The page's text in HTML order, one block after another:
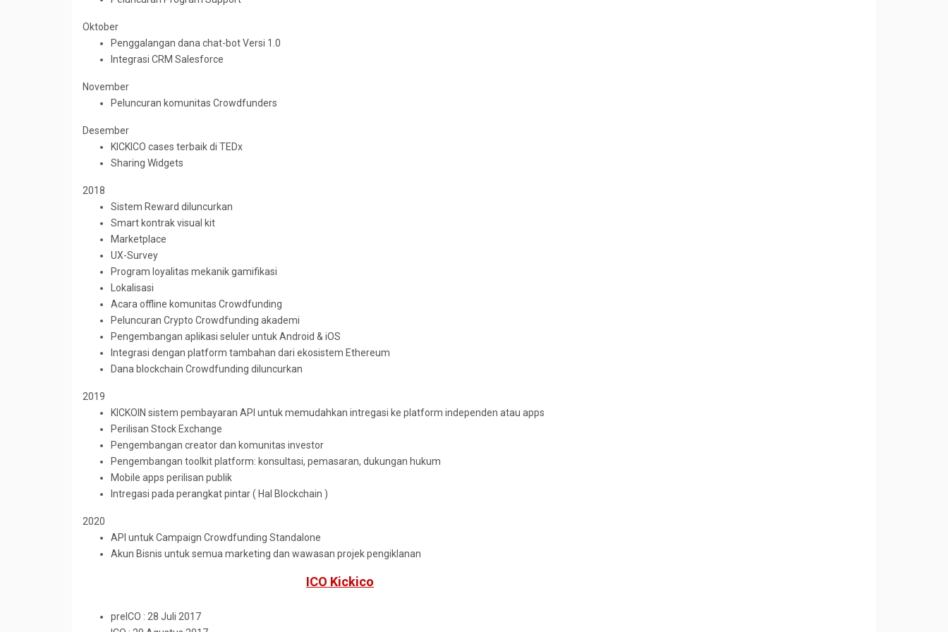
Oktober
Penggalangan dana chat-bot Versi 1.0
Integrasi CRM Salesforce
November
Peluncuran komunitas Crowdfunders
Desember
KICKICO cases terbaik di TEDx
Sharing Widgets
2018
Sistem Reward diluncurkan
Smart kontrak visual kit
Marketplace
UX-Survey
Program loyalitas mekanik gamifikasi
Lokalisasi
Acara offline komunitas Crowdfunding
Peluncuran Crypto Crowdfunding akademi
Pengembangan aplikasi seluler untuk Android & iOS
Integrasi dengan platform tambahan dari ekosistem Ethereum
Dana blockchain Crowdfunding diluncurkan
2019
KICKOIN sistem pembayaran API untuk memudahkan intregasi ke platform independen atau apps
Perilisan Stock Exchange
Pengembangan creator dan komunitas investor
Pengembangan toolkit platform: konsultasi, pemasaran, dukungan hukum
Mobile apps perilisan publik
Intregasi pada perangkat pintar ( Hal Blockchain )
2020
API untuk Campaign Crowdfunding Standalone
Akun Bisnis untuk semua marketing dan wawasan projek pengiklanan
ICO Kickico
preICO : 28 Juli 2017